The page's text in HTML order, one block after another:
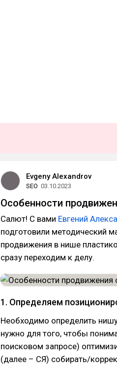
Evgeny Alexandrov
SEO 03.10.2023
Особенности
Салют! С вами Евгений
подготовили методический
продвижения в нише
сразу переходим к делу.
1. Определяем
Необходимо определить
нужно для того, чтобы
поисковом запросе)
(далее – СЯ) собирать/